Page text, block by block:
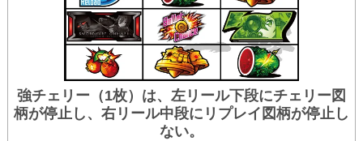
強チェリー（1枚）は、左リール下段にチェリー図
柄が停止し、右リール中段にリプレイ図柄が停止し
ない。